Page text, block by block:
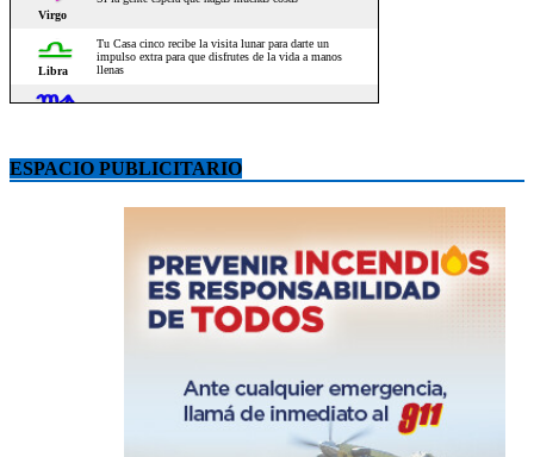
ESPACIO PUBLICITARIO